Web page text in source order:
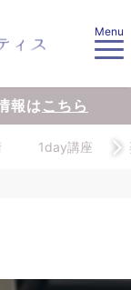
Menu
報はこちら
1day講座